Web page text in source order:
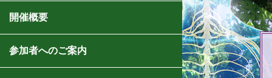
開催概要
参加者へのご案内